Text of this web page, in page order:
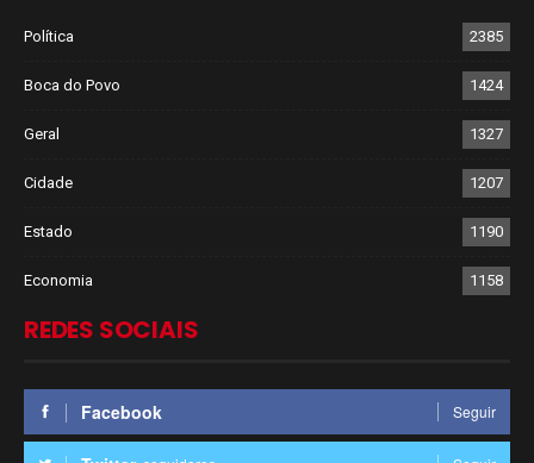
Política 2385
Boca do Povo 1424
Geral 1327
Cidade 1207
Estado 1190
Economia 1158
REDES SOCIAIS
Facebook Seguir